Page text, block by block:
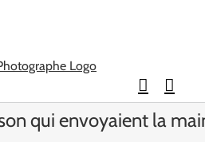
qui envoyaient la